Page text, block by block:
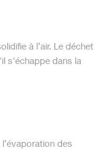
à l’air. Le déchet
s'échappe dans la
des